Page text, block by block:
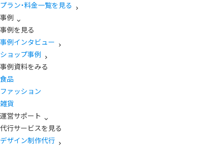
プラン・料金一覧を見る
事例
事例を見る
事例インタビュー
ショップ事例
事例資料をみる
食品
ファッション
雑貨
運営サポート
代行サービスを見る
デザイン制作代行